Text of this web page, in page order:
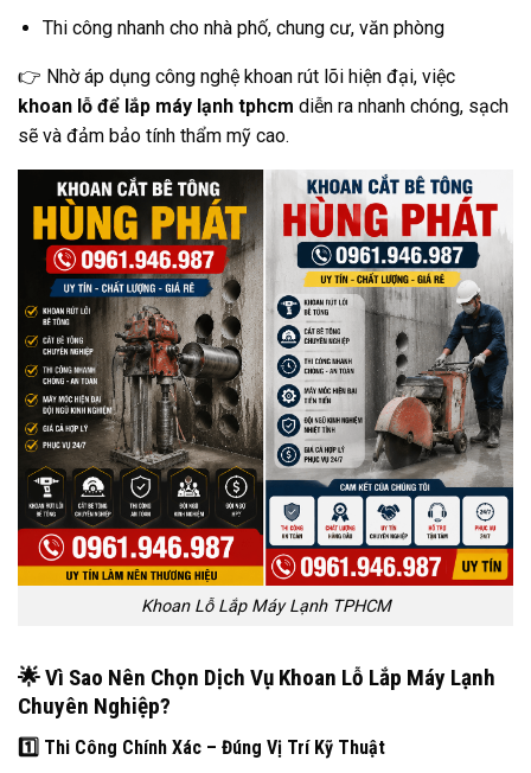
Thi công nhanh cho nhà phố, chung cư, văn phòng
👉 Nhờ áp dụng công nghệ khoan rút lõi hiện đại, việc
khoan lỗ để lắp máy lạnh tphcm diễn ra nhanh chóng, sạch
sẽ và đảm bảo tính thẩm mỹ cao.
Khoan Lỗ Lắp Máy Lạnh TPHCM
🌟 Vì Sao Nên Chọn Dịch Vụ Khoan Lỗ Lắp Máy Lạnh
Chuyên Nghiệp?
1️⃣ Thi Công Chính Xác – Đúng Vị Trí Kỹ Thuật